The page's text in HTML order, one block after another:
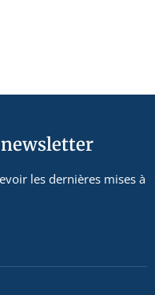
les dernières mises à